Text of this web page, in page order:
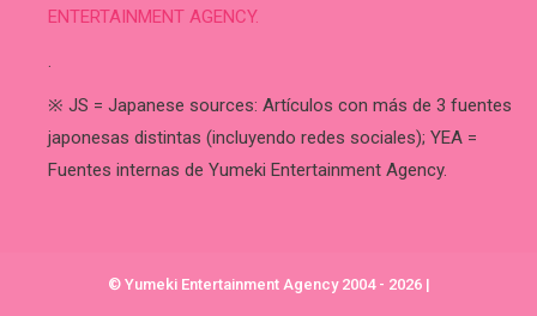
ENTERTAINMENT AGENCY.
.
※ JS = Japanese sources: Artículos con más de 3 fuentes
japonesas distintas (incluyendo redes sociales); YEA =
Fuentes internas de Yumeki Entertainment Agency.
© Yumeki Entertainment Agency 2004 - 2026 |